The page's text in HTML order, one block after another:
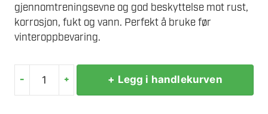
gjennomtreningsevne og god beskyttelse mot rust,
korrosjon, fukt og vann. Perfekt å bruke før
vinteroppbevaring.
- + + Legg i handlekurven